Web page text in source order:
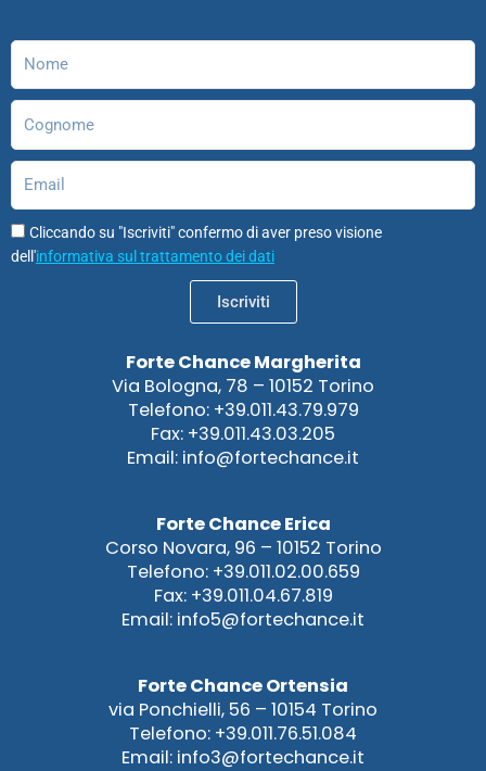
Cliccando su "Iscriviti" confermo di aver preso visione
dell'informativa sul trattamento dei dati
Iscriviti
Forte Chance Margherita
Via Bologna, 78 – 10152 Torino
Telefono: +39.011.43.79.979
Fax: +39.011.43.03.205
Email: info@fortechance.it
Forte Chance Erica
Corso Novara, 96 – 10152 Torino
Telefono: +39.011.02.00.659
Fax: +39.011.04.67.819
Email: info5@fortechance.it
Forte Chance Ortensia
via Ponchielli, 56 – 10154 Torino
Telefono: +39.011.76.51.084
Email: info3@fortechance.it